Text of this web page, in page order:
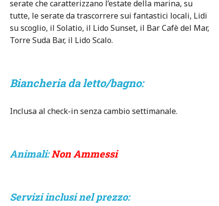
serate che caratterizzano l’estate della marina, su
tutte, le serate da trascorrere sui fantastici locali, Lidi
su scoglio, il Solatio, il Lido Sunset, il Bar Cafè del Mar,
Torre Suda Bar, il Lido Scalo.
Biancheria da letto/bagno:
Inclusa al check-in senza cambio settimanale.
Animali:Non Ammessi
Servizi inclusi nel prezzo: